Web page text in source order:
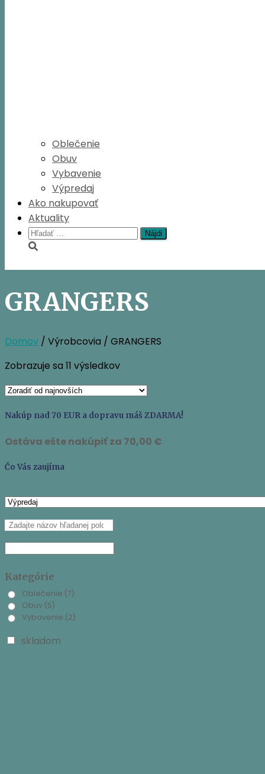
Oblečenie
Obuv
Vybavenie
Výpredaj
Ako nakupovať
Aktuality
Hľadať:
GRANGERS
Domov / Výrobcovia / GRANGERS
Zobrazuje sa 11 výsledkovZoradené
najnovších
Nakúp nad 70 EUR a dopravu máš ZDARMA!
Ostáva ešte nakúpiť za 70,00 €
Čo Vás zaujíma
Kategórie
Oblečenie (7)
Obuv (5)
Vybavenie (2)
skladom